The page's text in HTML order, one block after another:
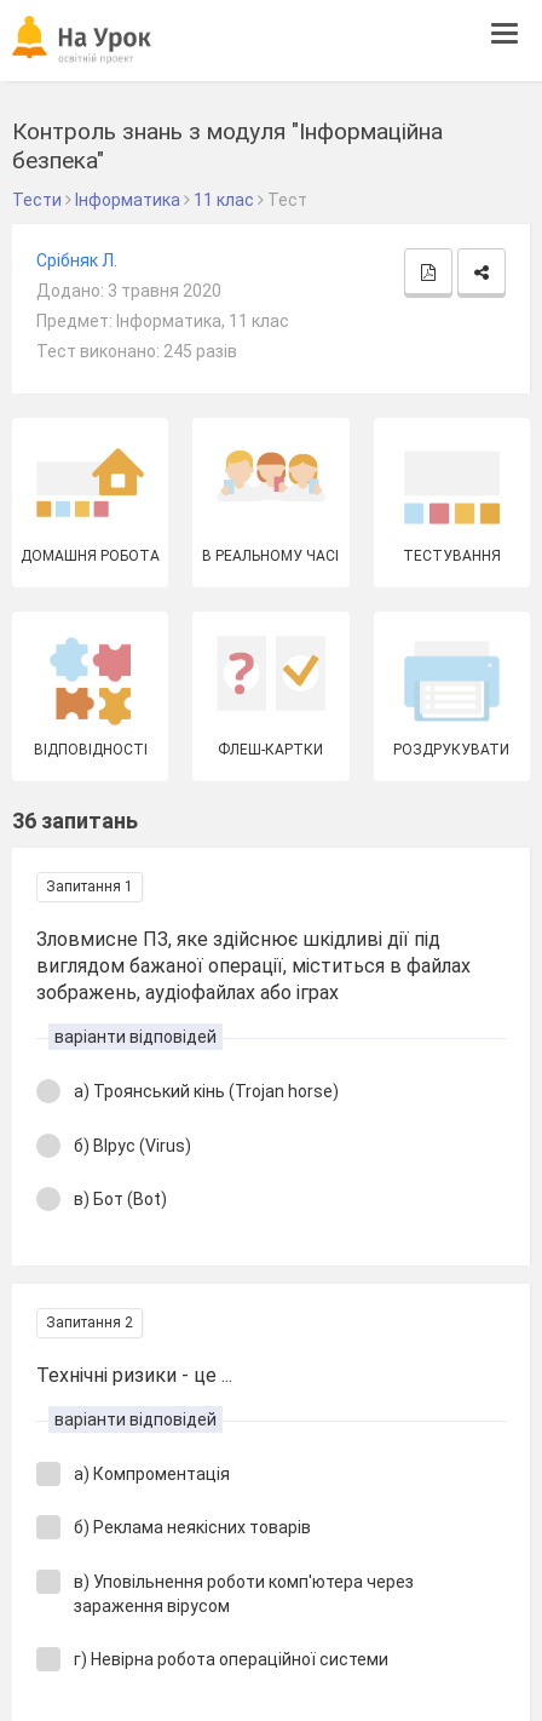
Контроль знань з модуля "Інформаційна
безпека"
Тести Інформатика 11 клас Тест
Срібняк Л.
Додано: 3 травня 2020
Предмет: Інформатика, 11 клас
Тест виконано: 245 разів
ДОМАШНЯ РОБОТА В РЕАЛЬНОМУ ЧАСІ ТЕСТУВАННЯ
ВІДПОВІДНОСТІ ФЛЕШ-КАРТКИ РОЗДРУКУВАТИ
36 запитань
Запитання 1
Зловмисне ПЗ, яке здійснює шкідливі дії під
виглядом бажаної операції, міститься в файлах
зображень, аудіофайлах або іграх
варіанти відповідей
а) Троянський кінь (Trojan horse)
б) ВІрус (Virus)
в) Бот (Bot)
Запитання 2
Технічні ризики - це ...
варіанти відповідей
а) Компроментація
б) Реклама неякісних товарів
в) Уповільнення роботи комп'ютера через
зараження вірусом
г) Невірна робота операційної системи